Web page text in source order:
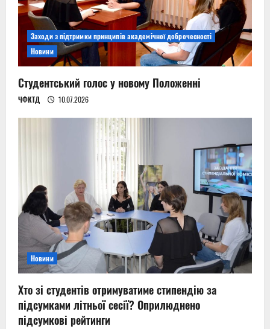
Заходи з підтримки принципів академічної доброчесності
Новини
Студентський голос у новому Положенні
ЧФКТД 10.07.2026
Новини
Хто зі студентів отримуватиме стипендію за
підсумками літньої сесії? Оприлюднено
підсумкові рейтинги